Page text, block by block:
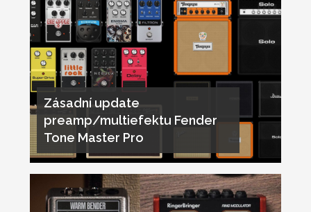
Zásadní update
preamp/multiefektu Fender
Tone Master Pro